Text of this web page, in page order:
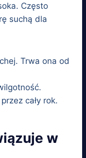
Często
suchą dla
Trwa ona od
cały rok.
w